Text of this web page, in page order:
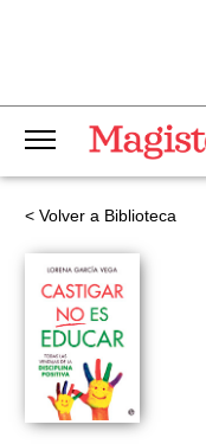
< Volver a Biblioteca